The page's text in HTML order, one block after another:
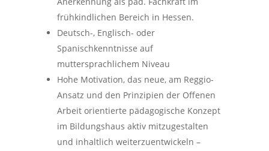
frühkindlichen Bereich in Hessen.
Deutsch-, Englisch- oder
Spanischkenntnisse auf
muttersprachlichem Niveau
Hohe Motivation, das neue, am Reggio-
Ansatz und den Prinzipien der Offenen
Arbeit orientierte pädagogische Konzept
im Bildungshaus aktiv mitzugestalten
und inhaltlich weiterzuentwickeln –